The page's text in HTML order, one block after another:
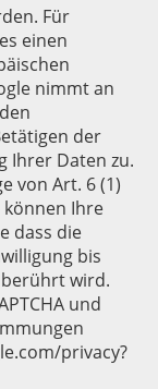
Für
einen
nimmt an
der
Ihrer Daten zu.
von Art. 6 (1)
können Ihre
dass die
bis
wird.
und
privacy?